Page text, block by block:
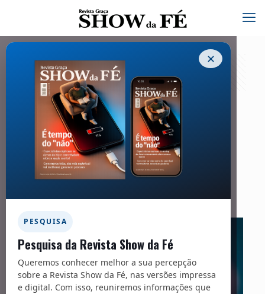
✕
PESQUISA
Pesquisa da Revista Show da Fé
Queremos conhecer melhor a sua percepção
sobre a Revista Show da Fé, nas versões impressa
e digital. Com isso, reuniremos informações que
Teologia
26/03/2024
Facebook Twitter
Messenger